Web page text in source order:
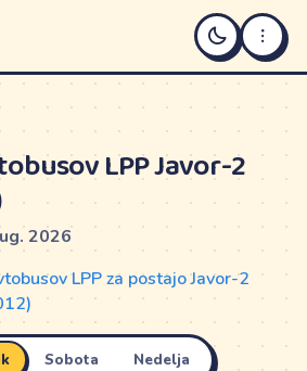
LPP Javor-2
2026
LPP za postajo Javor-2
Sobota Nedelja